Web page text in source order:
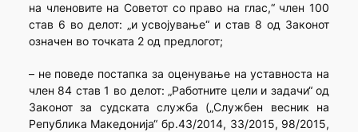
на членовите на Советот со право на глас,“ член 100
став 6 во делот: „и усвојување“ и став 8 од Законот
означен во точката 2 од предлогот;
– не поведе постапка за оценување на уставноста на
член 84 став 1 во делот: „Работните цели и задачи“ од
Законот за судската служба („Службен весник на
Република Македонија“ бр.43/2014, 33/2015, 98/2015,